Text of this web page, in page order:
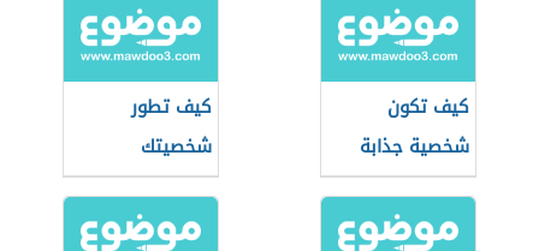
كيف تكون
شخصية جذابة
كيف تطور
شخصيتك